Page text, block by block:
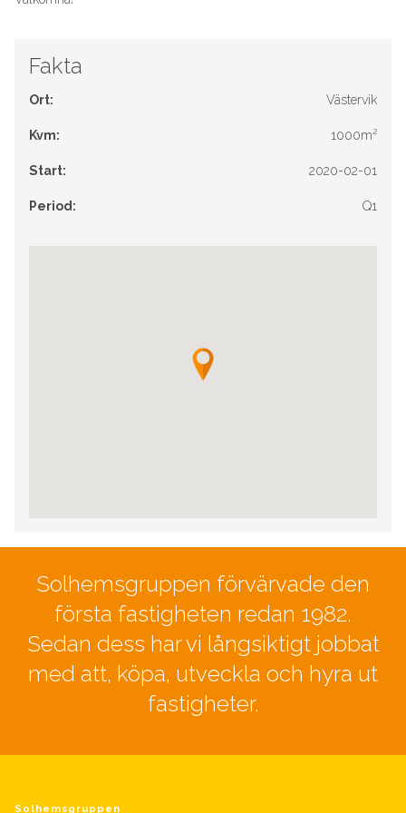
Fakta
Ort: Västervik
Kvm: 1000m²
Start: 2020-02-01
Period: Q1
Solhemsgruppen förvärvade den
första fastigheten redan 1982.
Sedan dess har vi långsiktigt jobbat
med att, köpa, utveckla och hyra ut
fastigheter.
Solhemsgruppen